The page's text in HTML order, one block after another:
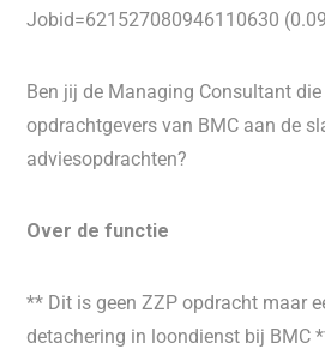
Jobid=621527080946110630
Ben jij de Managing Consultant
opdrachtgevers van BMC aan de
adviesopdrachten?
Over de functie
** Dit is geen ZZP opdracht maar
detachering in loondienst bij BMC